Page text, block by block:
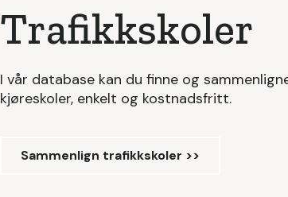
Trafikkskoler
I vår database kan du finne og
kjøreskoler, enkelt og kostnadsfritt.
Sammenlign trafikkskoler >>